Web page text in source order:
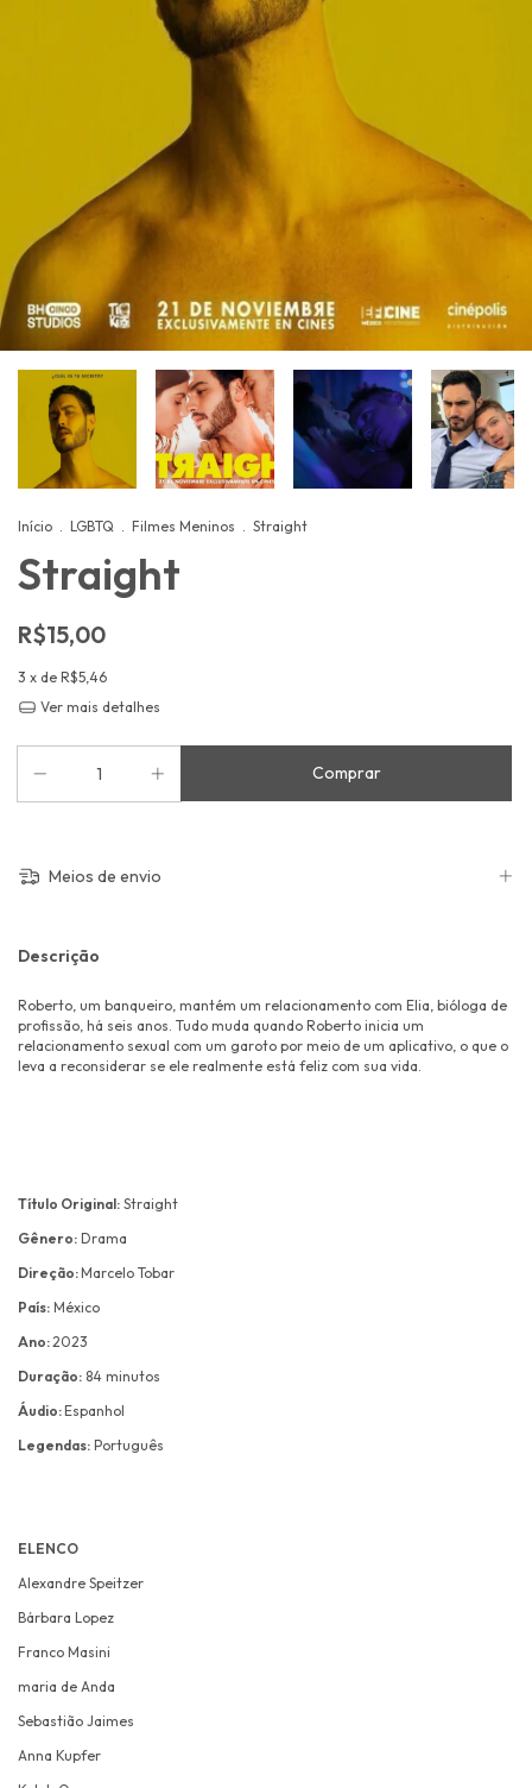
Início . LGBTQ . Filmes Meninos . Straight
Straight
R$15,00
3 x de R$5,46
Ver mais detalhes
Meios de envio
Descrição
Roberto, um banqueiro, mantém um relacionamento com Elia, bióloga de
profissão, há seis anos. Tudo muda quando Roberto inicia um
relacionamento sexual com um garoto por meio de um aplicativo, o que o
leva a reconsiderar se ele realmente está feliz com sua vida.
Título Original: Straight
Gênero: Drama
Direção:Marcelo Tobar
País: México
Ano:2023
Duração: 84 minutos
Áudio:Espanhol
Legendas: Português
ELENCO
Alexandre Speitzer
Bárbara Lopez
Franco Masini
maria de Anda
Sebastião Jaimes
Anna Kupfer